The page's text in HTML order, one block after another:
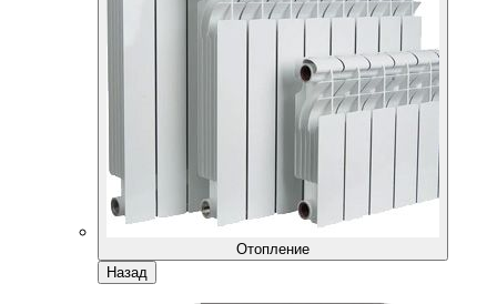
Отопление
Назад